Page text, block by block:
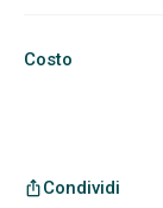
Costo
ios_shareCondividi